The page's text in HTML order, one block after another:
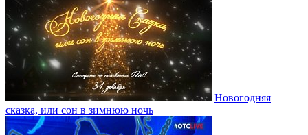
Новогодняя
сказка, или сон в зимнюю ночь